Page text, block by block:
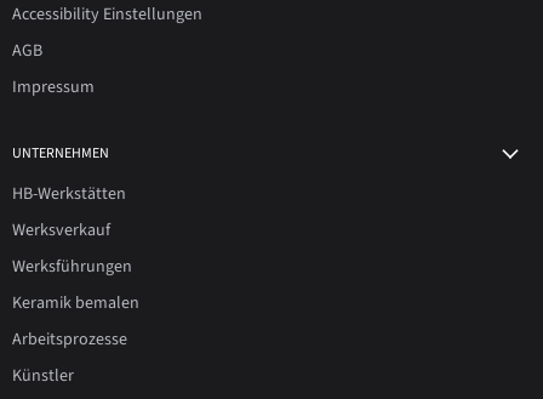
Accessibility Einstellungen
AGB
Impressum
UNTERNEHMEN
HB-Werkstätten
Werksverkauf
Werksführungen
Keramik bemalen
Arbeitsprozesse
Künstler